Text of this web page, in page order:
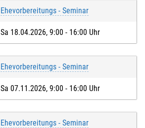
Ehevorbereitungs - Seminar
Sa 18.04.2026, 9:00 - 16:00 Uhr
Ehevorbereitungs - Seminar
Sa 07.11.2026, 9:00 - 16:00 Uhr
Ehevorbereitungs - Seminar